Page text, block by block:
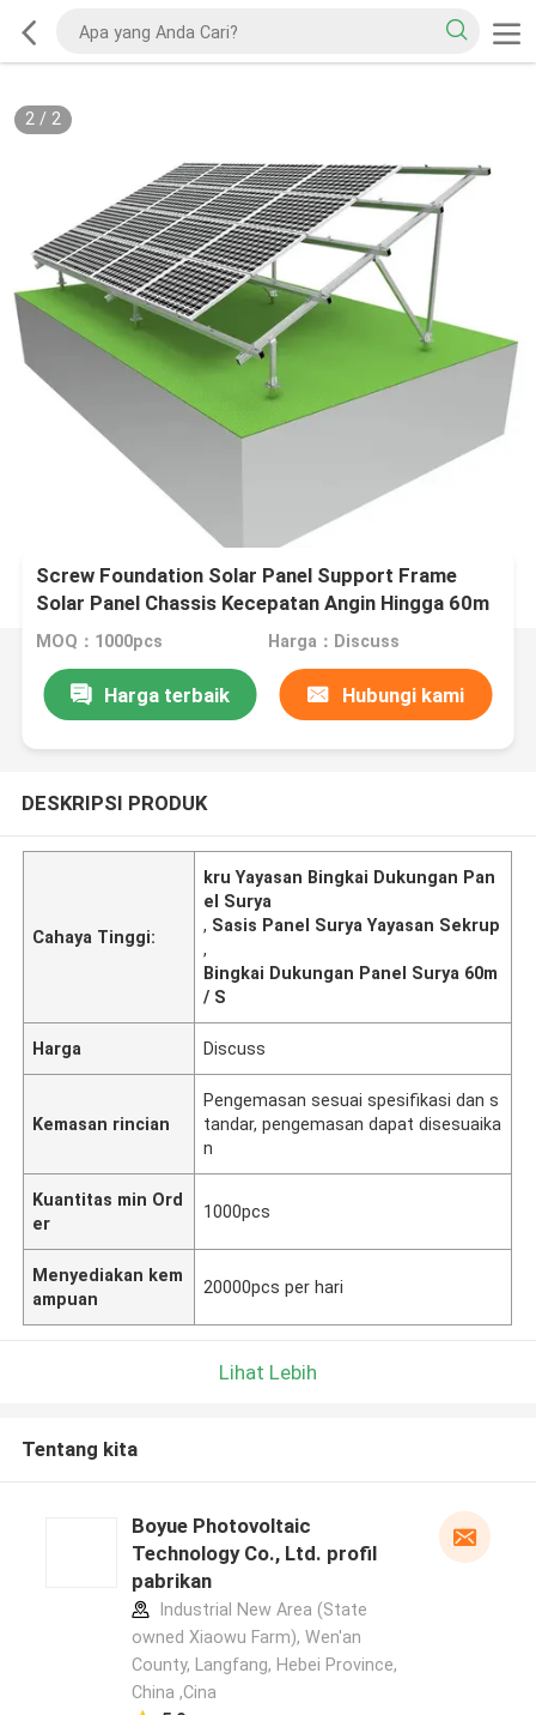
2/ 2
Screw Foundation Solar Panel Support Frame
Solar Panel Chassis Kecepatan Angin Hingga 60m
/ S
MOQ：1000pcs Harga：Discuss
Harga terbaik Hubungi kami
DESKRIPSI PRODUK
Cahaya Tinggi:
kru Yayasan Bingkai Dukungan Pan
el Surya
, Sasis Panel Surya Yayasan Sekrup
,
Bingkai Dukungan Panel Surya 60m
/ S
Harga Discuss
Kemasan rincian
Pengemasan sesuai spesifikasi dan s
tandar, pengemasan dapat disesuaika
n
Kuantitas min Ord
er
1000pcs
Menyediakan kem
ampuan
20000pcs per hari
Lihat Lebih
Tentang kita
Boyue Photovoltaic
Technology Co., Ltd. profil
pabrikan
Industrial New Area (State
owned Xiaowu Farm), Wen'an
County, Langfang, Hebei Province,
China ,Cina